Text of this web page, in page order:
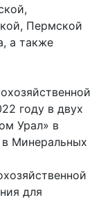
Пермской
а также
году в двух
Урал» в
Минеральных
для